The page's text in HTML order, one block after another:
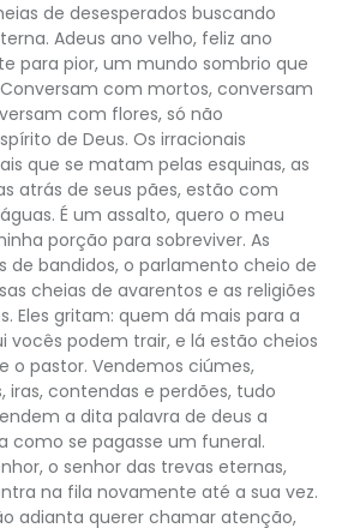
de desesperados buscando
Adeus ano velho, feliz ano
para pior, um mundo sombrio que
com mortos, conversam
com flores, só não
de Deus. Os irracionais
que se matam pelas esquinas, as
atrás de seus pães, estão com
É um assalto, quero o meu
porção para sobreviver. As
de bandidos, o parlamento cheio de
cheias de avarentos e as religiões
Eles gritam: quem dá mais para a
vocês podem trair, e lá estão cheios
o pastor. Vendemos ciúmes,
iras, contendas e perdões, tudo
a dita palavra de deus a
como se pagasse um funeral.
o senhor das trevas eternas,
na fila novamente até a sua vez.
adianta querer chamar atenção,